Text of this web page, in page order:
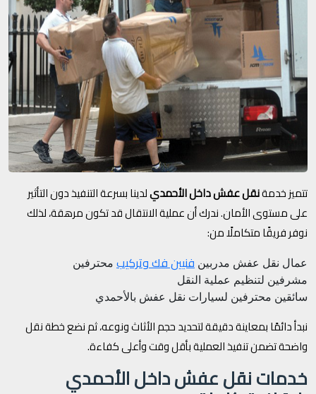
تتميز خدمةنقل عفش داخل الأحمديلدينا بسرعة التنفيذ دون التأثير
على مستوى الأمان. ندرك أن عملية الانتقال قد تكون مرهقة، لذلك
نوفر فريقًا متكاملًا من:
عمال نقل عفش مدربين فنيين فك وتركيب محترفين
مشرفين لتنظيم عملية النقل
سائقين محترفين لسيارات نقل عفش بالأحمدي
نبدأ دائمًا بمعاينة دقيقة لتحديد حجم الأثاث ونوعه، ثم نضع خطة نقل
واضحة تضمن تنفيذ العملية بأقل وقت وأعلى كفاءة.
خدمات نقل عفش داخل الأحمدي